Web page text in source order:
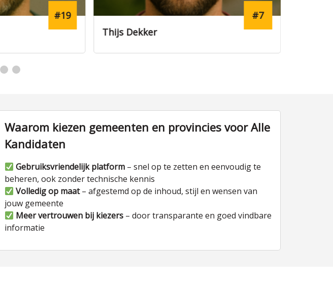
#7
Tim Hendriks
#15
Waarom kiezen gemeenten en provincies voor Alle
Kandidaten
Gebruiksvriendelijk platform – snel op te zetten en eenvoudig te
beheren, ook zonder technische kennis
Volledig op maat– afgestemd op de inhoud, stijl en wensen van
jouw gemeente
Meer vertrouwen bij kiezers – door transparante en goed vindbare
informatie